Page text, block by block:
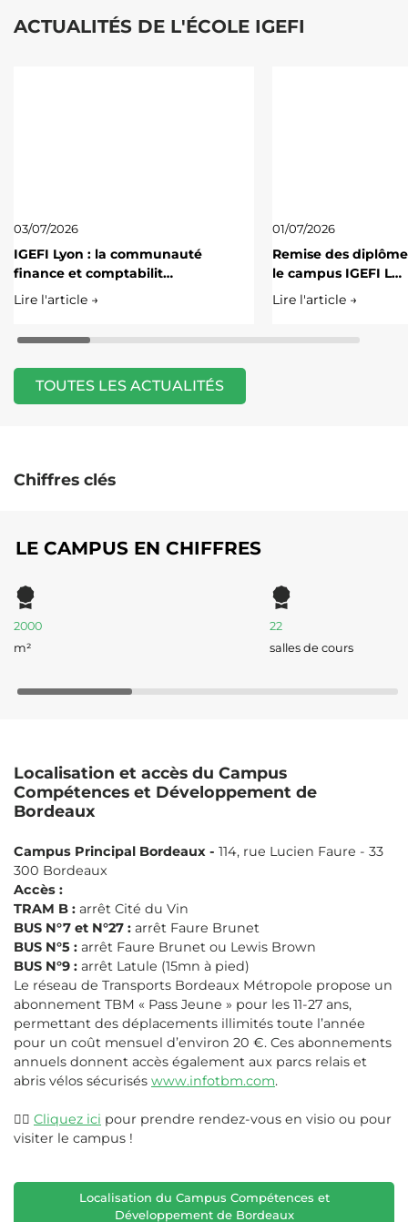
ACTUALITÉS DE L'ÉCOLE IGEFI
03/07/2026
IGEFI Lyon : la communauté
finance et comptabilit…
Lire l'article →
01/07/2026
Remise des
le campus IGEFI L…
Lire l'article →
TOUTES LES ACTUALITÉS
Chiffres clés
LE CAMPUS EN CHIFFRES
2000
m²
22
salles de cours
Localisation et accès du Campus
Compétences et Développement de
Bordeaux
Campus Principal Bordeaux - 114, rue Lucien Faure - 33
300 Bordeaux
Accès :
TRAM B : arrêt Cité du Vin
BUS N°7 et N°27 : arrêt Faure Brunet
BUS N°5 : arrêt Faure Brunet ou Lewis Brown
BUS N°9 : arrêt Latule (15mn à pied)
Le réseau de Transports Bordeaux Métropole propose un
abonnement TBM « Pass Jeune » pour les 11-27 ans,
permettant des déplacements illimités toute l’année
pour un coût mensuel d’environ 20 €. Ces abonnements
annuels donnent accès également aux parcs relais et
abris vélos sécurisés www.infotbm.com.
👉🏼 Cliquez ici pour prendre rendez-vous en visio ou pour
visiter le campus !
Localisation du Campus Compétences et
Développement de Bordeaux